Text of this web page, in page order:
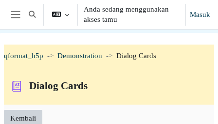
Lewati ke konten utama
Panel samping
Alihkan input pencarian
Anda sedang menggunakan
akses tamu
Masuk
qformat_h5p Demonstration Dialog Cards
Dialog Cards
Kembali